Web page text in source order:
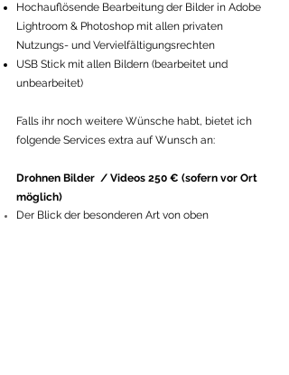
Hochauflösende Bearbeitung der Bilder in Adobe
Lightroom & Photoshop mit allen privaten
Nutzungs- und Vervielfältigungsrechten
USB Stick mit allen Bildern (bearbeitet und
unbearbeitet)
​Falls ihr noch weitere Wünsche habt, bietet ich
folgende Services extra auf Wunsch an:
Drohnen Bilder / Videos 250 € (sofern vor Ort
möglich)
Der Blick der besonderen Art von oben